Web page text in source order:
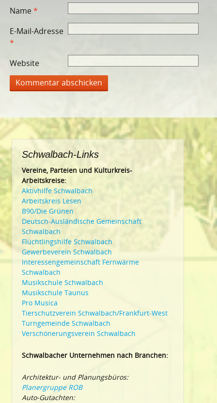
Name*
E-Mail-Adresse
*
Website
Schwalbach-Links
Vereine, Parteien und Kulturkreis-
Arbeitskreise:
Aktivhilfe Schwalbach
Arbeitskreis Lesen
B90/Die Grünen
Deutsch-Ausländische Gemeinschaft
Schwalbach
Flüchtlingshilfe Schwalbach
Gewerbeverein Schwalbach
Interessengemeinschaft Fernwärme
Schwalbach
Musikschule Schwalbach
Musikschule Taunus
Pro Musica
Tierschutzverein Schwalbach/Frankfurt-West
Turngemeinde Schwalbach
Verschönerungsverein Schwalbach
Schwalbacher Unternehmen nach Branchen:
Architektur- und Planungsbüros:
Planergruppe ROB
Auto-Gutachten: